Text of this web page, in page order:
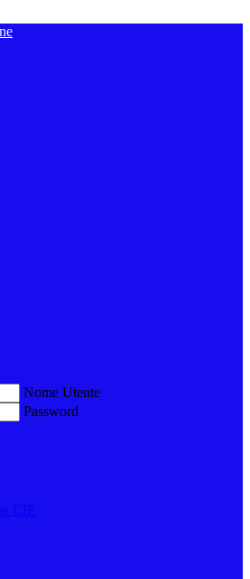
Nome Utente
Password